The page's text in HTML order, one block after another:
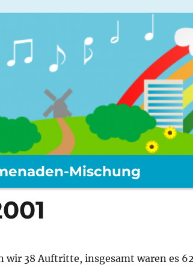
Mischung
wir 38 Auftritte, insgesamt waren es